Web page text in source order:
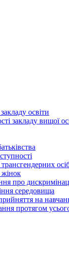
освіти
закладу вищої
жінок
про
середовища
на
протягом